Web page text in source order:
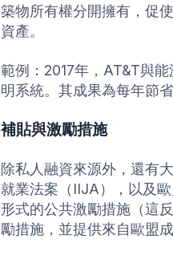
築物所有權分開擁有，促
資產。
範例：2017年，AT&T與
明系統。其成果為每年節
補貼與激勵措施
除私人融資來源外，還有
就業法案（IIJA），以及
形式的公共激勵措施（這
勵措施，並提供來自歐盟